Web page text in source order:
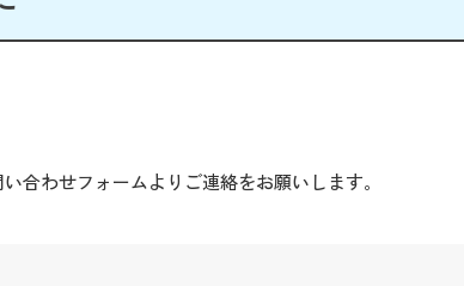
合わせフォームよりご連絡をお願いします。